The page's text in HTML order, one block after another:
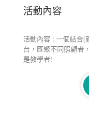
活動內容
活動內容 : 一個結合
台，匯聚不同照顧者
是教學者!